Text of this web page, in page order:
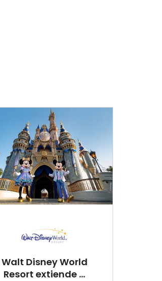
Walt Disney World
Resort extiende ...